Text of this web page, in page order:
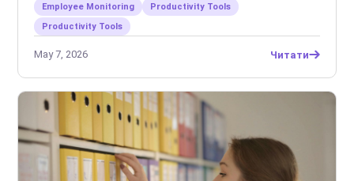
Employee Monitoring
Productivity Tools
Productivity Tools
May 7, 2026 Читати